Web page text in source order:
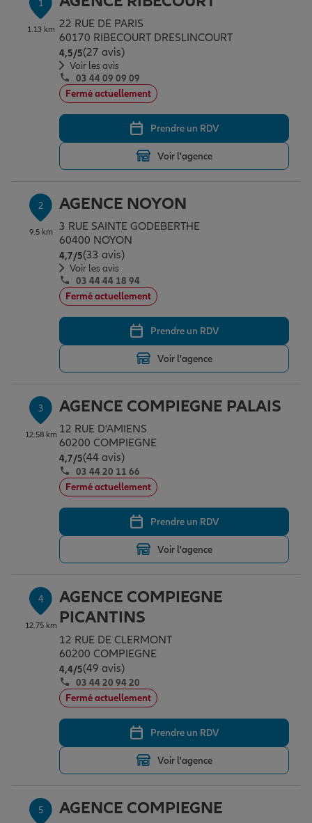
Assurance emprunteur
Prévoyance et dépendance
Assurance animal de compagnie
Protection de la famille
Protection juridique
Épargne & retraite
Plan épargne retraite
Placements financiers
Investissements immobiliers
Transmission
Vos projets
Changer de voiture
Départ à la retraite
Préparer l’avenir
Assurance auto
Assurance habitation
Le Pack Famille
Garantie des accidents de la vie
Assurance scolaire
Protection juridique
Retraite
Tous nos devis d'assurance
Professionnels
Allianz en France
1
1.13 km 22 RUE DE PARIS
60170 RIBECOURT DRESLINCOURT
4,5/5Note de 4.5 sur 5
(27 avis)
Voir les avis
03 44 09 09 09
Fermé actuellement
Prendre un RDV
Voir l'agence
2
9.5 km
AGENCE NOYON
3 RUE SAINTE GODEBERTHE
60400 NOYON
4,7/5Note de 4.7 sur 5
(33 avis)
Voir les avis
03 44 44 18 94
Fermé actuellement
Prendre un RDV
Voir l'agence
3
12.58 km
AGENCE COMPIEGNE PALAIS
12 RUE D'AMIENS
60200 COMPIEGNE
4,7/5Note de 4.7 sur 5
(44 avis)
03 44 20 11 66
Fermé actuellement
Prendre un RDV
Voir l'agence
4
12.75 km
AGENCE COMPIEGNE
PICANTINS
12 RUE DE CLERMONT
60200 COMPIEGNE
4,4/5Note de 4.4 sur 5
(49 avis)
03 44 20 94 20
Fermé actuellement
Prendre un RDV
Voir l'agence
5 AGENCE COMPIEGNE